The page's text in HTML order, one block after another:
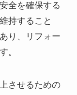
全を確保する
持すること
り、リフォー
。
させるための